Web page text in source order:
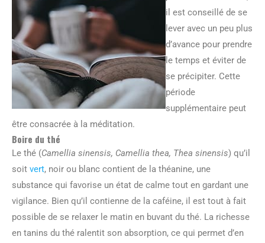
il est conseillé de se
lever avec un peu plus
d’avance pour prendre
le temps et éviter de
se précipiter. Cette
période
supplémentaire peut
être consacrée à la méditation.
Boire du thé
Le thé (Camellia sinensis, Camellia thea, Thea sinensis) qu’il
soit vert, noir ou blanc contient de la théanine, une
substance qui favorise un état de calme tout en gardant une
vigilance. Bien qu’il contienne de la caféine, il est tout à fait
possible de se relaxer le matin en buvant du thé. La richesse
en tanins du thé ralentit son absorption, ce qui permet d’en